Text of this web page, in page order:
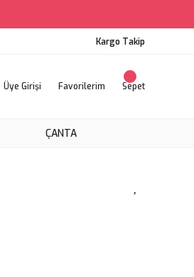
Kargo Takip
Üye Girişi Favorilerim Sepet
ÇANTA